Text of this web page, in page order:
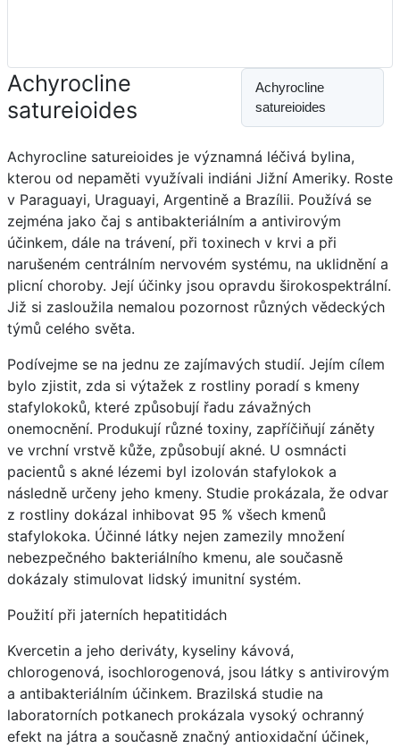
Achyrocline
satureioides
Achyrocline
satureioides
Achyrocline satureioides je významná léčivá bylina,
kterou od nepaměti využívali indiáni Jižní Ameriky. Roste
v Paraguayi, Uraguayi, Argentině a Brazílii. Používá se
zejména jako čaj s antibakteriálním a antivirovým
účinkem, dále na trávení, při toxinech v krvi a při
narušeném centrálním nervovém systému, na uklidnění a
plicní choroby. Její účinky jsou opravdu širokospektrální.
Již si zasloužila nemalou pozornost různých vědeckých
týmů celého světa.
Podívejme se na jednu ze zajímavých studií. Jejím cílem
bylo zjistit, zda si výtažek z rostliny poradí s kmeny
stafylokoků, které způsobují řadu závažných
onemocnění. Produkují různé toxiny, zapříčiňují záněty
ve vrchní vrstvě kůže, způsobují akné. U osmnácti
pacientů s akné lézemi byl izolován stafylokok a
následně určeny jeho kmeny. Studie prokázala, že odvar
z rostliny dokázal inhibovat 95 % všech kmenů
stafylokoka. Účinné látky nejen zamezily množení
nebezpečného bakteriálního kmenu, ale současně
dokázaly stimulovat lidský imunitní systém.
Použití při jaterních hepatitidách
Kvercetin a jeho deriváty, kyseliny kávová,
chlorogenová, isochlorogenová, jsou látky s antivirovým
a antibakteriálním účinkem. Brazilská studie na
laboratorních potkanech prokázala vysoký ochranný
efekt na játra a současně značný antioxidační účinek,